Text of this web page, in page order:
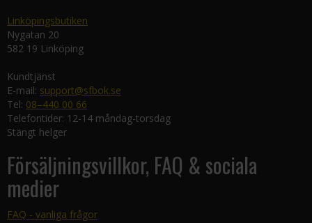
Linköpingsbutiken
Nygatan 20
582 19 Linköping
Kundtjänst
E-mail: support@sfbok.se
Tel: 08–440 00 66
Telefontider: 12-14 måndag-torsdag
Stängt helger
Försäljningsvillkor, FAQ & sociala
medier
FAQ - vanliga frågor